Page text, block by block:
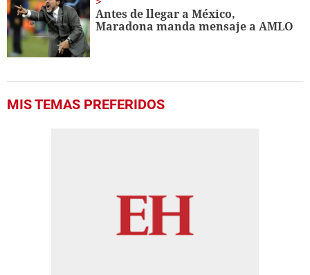
Antes de llegar a México,
Maradona manda mensaje a AMLO
MIS TEMAS PREFERIDOS